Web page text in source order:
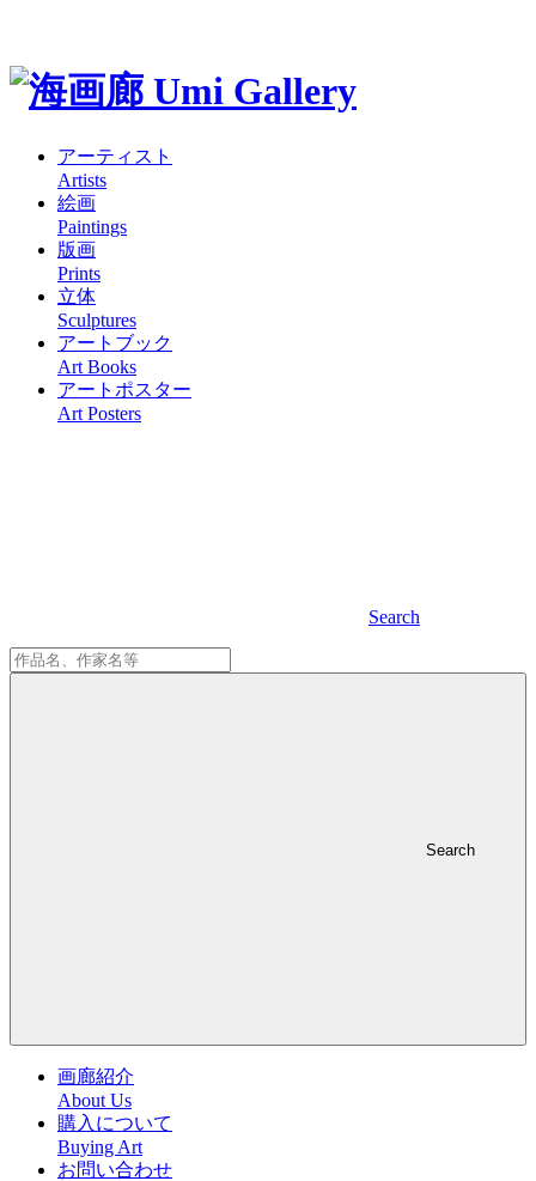
アーティスト
Artists
絵画
Paintings
版画
Prints
立体
Sculptures
アートブック
Art Books
アートポスター
Art Posters
Search
Search
画廊紹介
About Us
購入について
Buying Art
お問い合わせ